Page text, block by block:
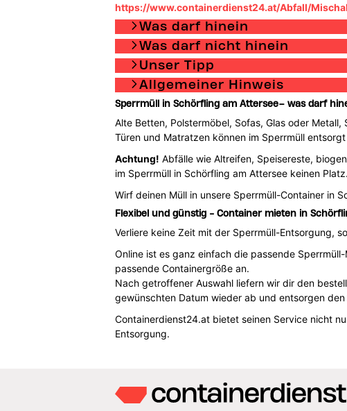
https://www.containerdienst24.at/Abfall/
Was darf hinein
Was darf nicht hinein
Unser Tipp
Allgemeiner Hinweis
Sperrmüll in Schörfling am Attersee– was darf
Alte Betten, Polstermöbel, Sofas, Glas oder
Türen und Matratzen können im Sperrmüll
Achtung! Abfälle wie Altreifen, Speisereste,
im Sperrmüll in Schörfling am Attersee keinen Platz.
Wirf deinen Müll in unsere Sperrmüll-Container in
Flexibel und günstig - Container mieten in
Verliere keine Zeit mit der Sperrmüll-Entsorgung,
Online ist es ganz einfach die passende
passende Containergröße an.
Nach getroffener Auswahl liefern wir dir den
gewünschten Datum wieder ab und entsorgen
Containerdienst24.at bietet seinen Service nicht
Entsorgung.